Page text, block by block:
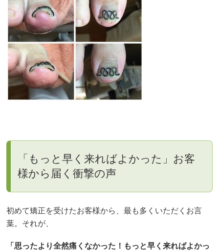
「もっと早く来ればよかった」お客
様から届く衝撃の声
初めて矯正を受けたお客様から、最も多くいただくお言
葉。それが、
「思ったより全然痛くなかった！もっと早く来ればよかっ